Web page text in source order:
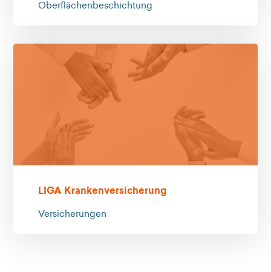
Oberflächenbeschichtung
LIGA Krankenversicherung
Versicherungen